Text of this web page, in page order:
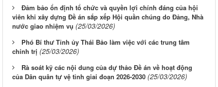
Đảm bảo ổn định tổ chức và quyền lợi chính đáng của hội
viên khi xây dựng Đề án sắp xếp Hội quần chúng do Đảng, Nhà
nước giao nhiệm vụ (25/03/2026)
Phó Bí thư Tỉnh ủy Thái Bảo làm việc với các trung tâm
chính trị (25/03/2026)
Rà soát kỹ các nội dung của dự thảo Đề án về hoạt động
của Dân quân tự vệ tỉnh giai đoạn 2026-2030 (25/03/2026)